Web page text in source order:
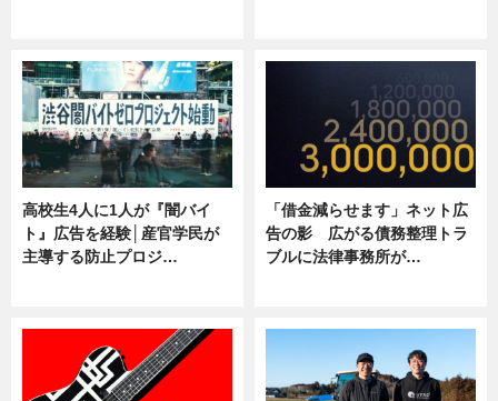
高校生4人に1人が『闇バイ
ト』広告を経験│産官学民が
主導する防止プロジ…
「借金減らせます」ネット広
告の影 広がる債務整理トラ
ブルに法律事務所が…